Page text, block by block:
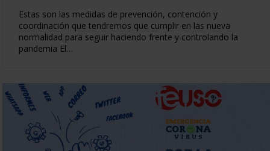
Estas son las medidas de prevención, contención y
coordinación que tendremos que cumplir en las nueva
normalidad para seguir haciendo frente y controlando la
pandemia El…